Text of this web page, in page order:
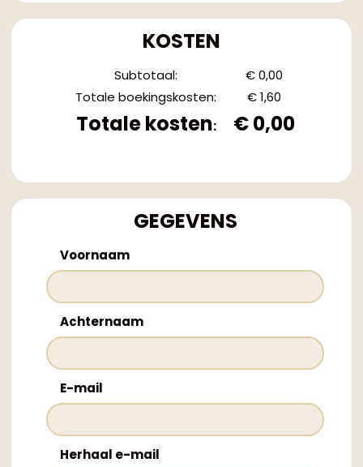
KOSTEN
Subtotaal:
€ 0,00
Totale boekingskosten: € 1,60
Totale kosten: € 0,00
GEGEVENS
Voornaam
Achternaam
E-mail
Herhaal e-mail